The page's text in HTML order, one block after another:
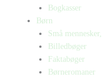
Bogkasser
Børn
Små
Billedbøger
Faktabøger
Børneromaner